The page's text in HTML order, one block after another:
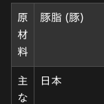
原
材
料
豚脂 (豚)
主
な
日本